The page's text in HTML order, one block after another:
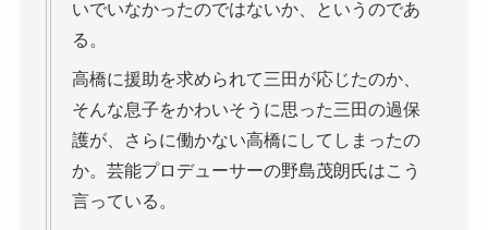
いでいなかったのではないか、というのであ
る。
高橋に援助を求められて三田が応じたのか、
そんな息子をかわいそうに思った三田の過保
護が、さらに働かない高橋にしてしまったの
か。芸能プロデューサーの野島茂朗氏はこう
言っている。